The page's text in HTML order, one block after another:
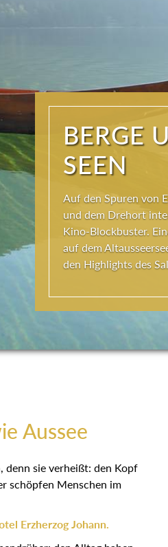
NATUR
Ausseerland neue
Inspiration. Das
kommt aus der
ewigen Gestalten –
Seen.
Aussee
denn sie verheißt: den Kopf
schöpfen Menschen im
Erzherzog Johann.